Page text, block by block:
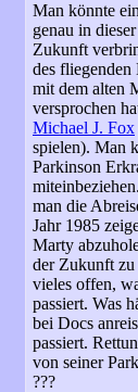
Man könnte
genau in
Zukunft
des fliegenden
mit dem alten
versprochen
Michael J. Fox
spielen). Man
Parkinson
man die
Jahr 1985
Marty
der Zukunft
vieles offen,
passiert. Was
bei Docs
passiert.
von seiner
???